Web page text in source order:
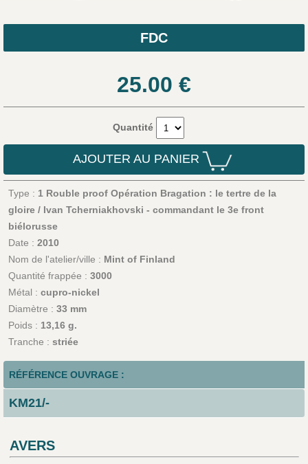
FDC
25.00 €
Quantité
AJOUTER AU PANIER
Type : 1 Rouble proof Opération Bragation : le tertre de la
gloire / Ivan Tcherniakhovski - commandant le 3e front
biélorusse
Date : 2010
Nom de l'atelier/ville : Mint of Finland
Quantité frappée : 3000
Métal : cupro-nickel
Diamètre : 33 mm
Poids : 13,16 g.
Tranche : striée
RÉFÉRENCE OUVRAGE :
KM21/-
AVERS